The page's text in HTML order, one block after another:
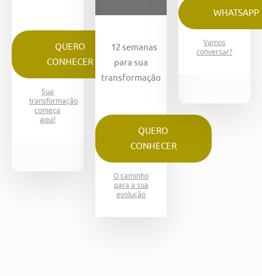
QUERO
CONHECER
Sua
transformação
começa
aqui!
12 semanas
para sua
transformação
QUERO
CONHECER
O caminho
para a sua
evolução
WHATSAPP
Vamos
conversar?